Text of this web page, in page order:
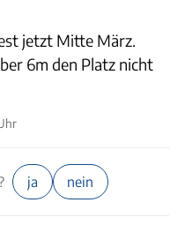
jetzt Mitte März.
6m den Platz nicht
ja nein